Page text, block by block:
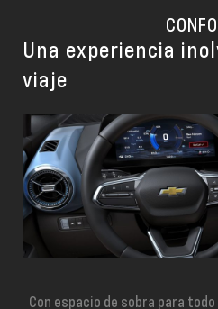
Una experiencia
viaje
Con espacio de sobra para